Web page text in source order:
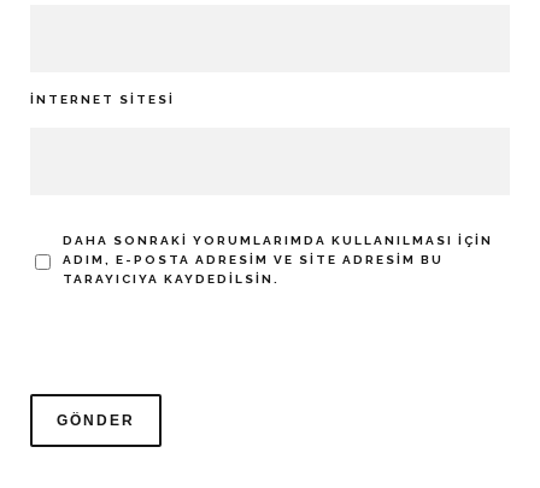
İNTERNET SITESI
DAHA SONRAKI YORUMLARIMDA KULLANILMASI IÇIN
ADIM, E-POSTA ADRESIM VE SITE ADRESIM BU
TARAYICIYA KAYDEDILSIN.